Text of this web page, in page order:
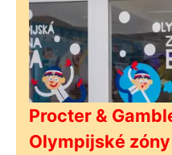
Procter &
Olympijské zóny